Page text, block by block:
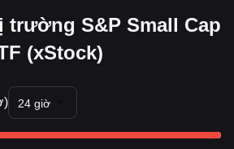
S&P Small Cap
(xStock)
24 giờ